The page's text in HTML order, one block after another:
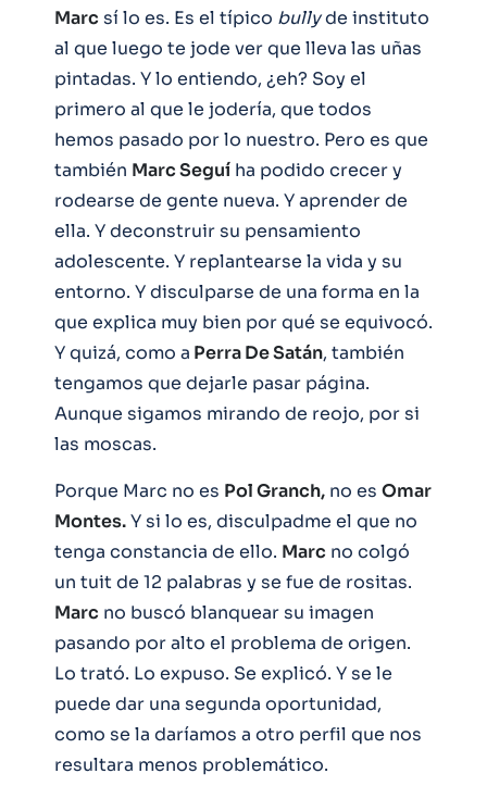
Marc sí lo es. Es el típico bullyde instituto
al que luego te jode ver que lleva las uñas
pintadas. Y lo entiendo, ¿eh? Soy el
primero al que le jodería, que todos
hemos pasado por lo nuestro. Pero es que
también Marc Seguí ha podido crecer y
rodearse de gente nueva. Y aprender de
ella. Y deconstruir su pensamiento
adolescente. Y replantearse la vida y su
entorno. Y disculparse de una forma en la
que explica muy bien por qué se equivocó.
Y quizá, como a Perra De Satán, también
tengamos que dejarle pasar página.
Aunque sigamos mirando de reojo, por si
las moscas.
Porque Marc no es Pol Granch, no es Omar
Montes.Y si lo es, disculpadme el que no
tenga constancia de ello. Marc no colgó
un tuit de 12 palabras y se fue de rositas.
Marc no buscó blanquear su imagen
pasando por alto el problema de origen.
Lo trató. Lo expuso. Se explicó. Y se le
puede dar una segunda oportunidad,
como se la daríamos a otro perfil que nos
resultara menos problemático.